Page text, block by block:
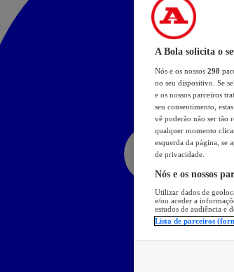
A Bola solicita o
Nós e os nossos 298
no seu dispositivo. Se
e os nossos parceiros
seu consentimento,
vê poderão não ser tão
qualquer momento
esquerda da página, se
de privacidade.
Nós e os nossos
Utilizar dados de
e/ou aceder a
estudos de audiência e
Lista de parceiros